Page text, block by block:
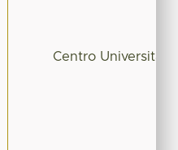
Centro